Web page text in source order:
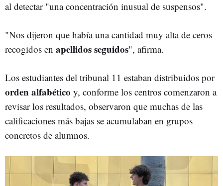
al detectar "una concentración inusual de suspensos".
"Nos dijeron que había una cantidad muy alta de ceros
recogidos en apellidos seguidos", afirma.
Los estudiantes del tribunal 11 estaban distribuidos por
orden alfabético y, conforme los centros comenzaron a
revisar los resultados, observaron que muchas de las
calificaciones más bajas se acumulaban en grupos
concretos de alumnos.